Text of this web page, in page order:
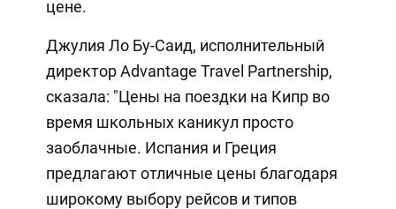
цене.
Джулия Ло Бу-Саид, исполнительный
директор Advantage Travel Partnership,
сказала: "Цены на поездки на Кипр во
время школьных каникул просто
заоблачные. Испания и Греция
предлагают отличные цены благодаря
широкому выбору рейсов и типов